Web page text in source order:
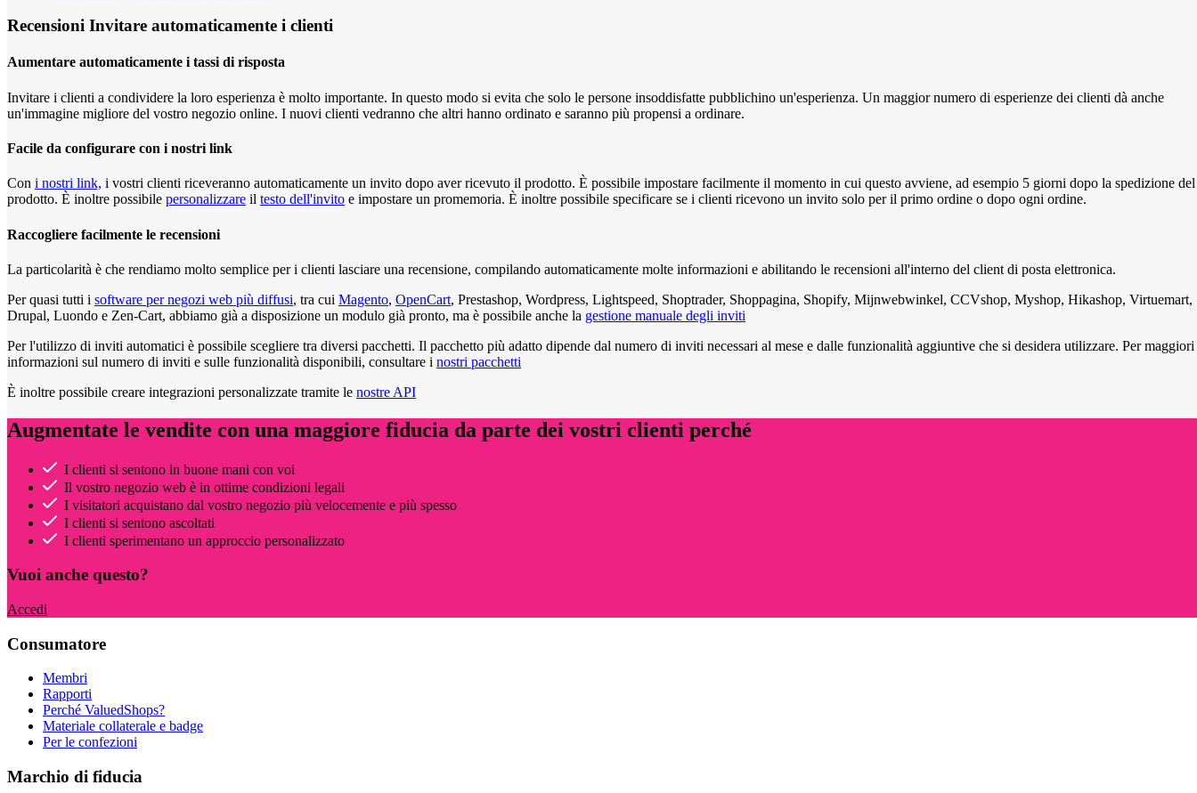
Recensioni Invitare automaticamente i clienti
Aumentare automaticamente i tassi di risposta
Invitare i clienti a condividere la loro esperienza è molto importante. In questo modo si evita che solo le persone insoddisfatte pubblichino un'esperienza. Un maggior numero di esperienze dei clienti dà anche
un'immagine migliore del vostro negozio online. I nuovi clienti vedranno che altri hanno ordinato e saranno più propensi a ordinare.
Facile da configurare con i nostri link
Con i nostri link, i vostri clienti riceveranno automaticamente un invito dopo aver ricevuto il prodotto. È possibile impostare facilmente il momento in cui questo avviene, ad esempio 5 giorni dopo la spedizione del
prodotto. È inoltre possibile personalizzare il testo dell'invito e impostare un promemoria. È inoltre possibile specificare se i clienti ricevono un invito solo per il primo ordine o dopo ogni ordine.
Raccogliere facilmente le recensioni
La particolarità è che rendiamo molto semplice per i clienti lasciare una recensione, compilando automaticamente molte informazioni e abilitando le recensioni all'interno del client di posta elettronica.
Per quasi tutti i software per negozi web più diffusi, tra cui Magento, OpenCart, Prestashop, Wordpress, Lightspeed, Shoptrader, Shoppagina, Shopify, Mijnwebwinkel, CCVshop, Myshop, Hikashop, Virtuemart,
Drupal, Luondo e Zen-Cart, abbiamo già a disposizione un modulo già pronto, ma è possibile anche la gestione manuale degli inviti
Per l'utilizzo di inviti automatici è possibile scegliere tra diversi pacchetti. Il pacchetto più adatto dipende dal numero di inviti necessari al mese e dalle funzionalità aggiuntive che si desidera utilizzare. Per maggiori
informazioni sul numero di inviti e sulle funzionalità disponibili, consultare i nostri pacchetti
È inoltre possibile creare integrazioni personalizzate tramite le nostre API
Augmentate le vendite con una maggiore fiducia da parte dei vostri clienti perché
I clienti si sentono in buone mani con voi
Il vostro negozio web è in ottime condizioni legali
I visitatori acquistano dal vostro negozio più velocemente e più spesso
I clienti si sentono ascoltati
I clienti sperimentano un approccio personalizzato
Vuoi anche questo?
Accedi
Consumatore
Membri
Rapporti
Perché ValuedShops?
Materiale collaterale e badge
Per le confezioni
Marchio di fiducia